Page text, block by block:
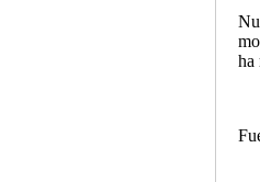
ha